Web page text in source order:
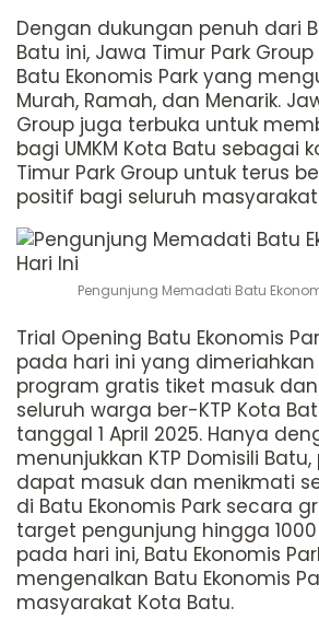
Dengan dukungan penuh dari
Batu ini, Jawa Timur Park
Batu Ekonomis Park yang
Murah, Ramah, dan Menarik.
Group juga terbuka untuk
bagi UMKM Kota Batu sebagai
Timur Park Group untuk terus
positif bagi seluruh
Pengunjung Memadati Batu
Trial Opening Batu Ekonomis
pada hari ini yang
program gratis tiket masuk
seluruh warga ber-KTP Kota
tanggal 1 April 2025. Hanya
menunjukkan KTP Domisili
dapat masuk dan menikmati
di Batu Ekonomis Park secara
target pengunjung hingga
pada hari ini, Batu Ekonomis
mengenalkan Batu Ekonomis
masyarakat Kota Batu.